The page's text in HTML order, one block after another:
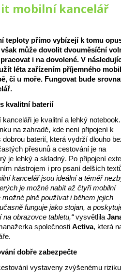
mobilní kancelář
teploty přímo vybízejí k tomu
může dovolit dvouměsíční
i na dovolené. V
léta zařízením příjemného
či u moře. Fungovat bude
kvalitní baterií
je kvalitní a lehký notebook.
na zahradě, kde není připojení k
baterií, která vydrží dlouho
přesunů a cestování je na
je lehký a skladný. Po připojení
nástrojem i pro psaní delších
kancelář jsou ideální a téměř
je možné nabít až čtyři mobilní
plně používat i během jejich
funguje jako stojan, a
obrazovce tabletu,“vysvětlila
společnosti Activa, která
dobře zabezpečte
vystaveny zvýšenému riziku